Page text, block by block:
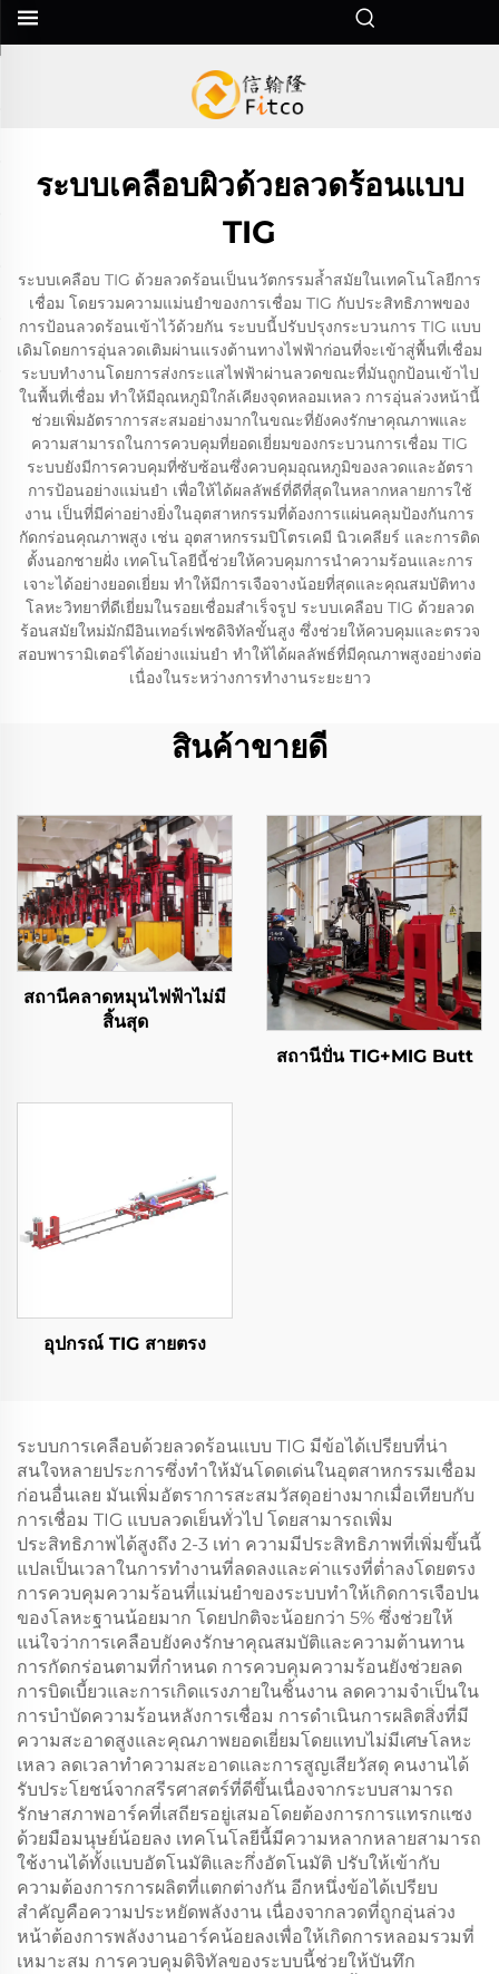
ระบบเคลือบผิวด้วยลวดร้อนแบบ
TIG
ระบบเคลือบ TIG ด้วยลวดร้อนเป็นนวัตกรรมล้ำสมัยในเทคโนโลยีการ
เชื่อม โดยรวมความแม่นยำของการเชื่อม TIG กับประสิทธิภาพของ
การป้อนลวดร้อนเข้าไว้ด้วยกัน ระบบนี้ปรับปรุงกระบวนการ TIG แบบ
เดิมโดยการอุ่นลวดเติมผ่านแรงต้านทางไฟฟ้าก่อนที่จะเข้าสู่พื้นที่เชื่อม
ระบบทำงานโดยการส่งกระแสไฟฟ้าผ่านลวดขณะที่มันถูกป้อนเข้าไป
ในพื้นที่เชื่อม ทำให้มีอุณหภูมิใกล้เคียงจุดหลอมเหลว การอุ่นล่วงหน้านี้
ช่วยเพิ่มอัตราการสะสมอย่างมากในขณะที่ยังคงรักษาคุณภาพและ
ความสามารถในการควบคุมที่ยอดเยี่ยมของกระบวนการเชื่อม TIG
ระบบยังมีการควบคุมที่ซับซ้อนซึ่งควบคุมอุณหภูมิของลวดและอัตรา
การป้อนอย่างแม่นยำ เพื่อให้ได้ผลลัพธ์ที่ดีที่สุดในหลากหลายการใช้
งาน เป็นที่มีค่าอย่างยิ่งในอุตสาหกรรมที่ต้องการแผ่นคลุมป้องกันการ
กัดกร่อนคุณภาพสูง เช่น อุตสาหกรรมปิโตรเคมี นิวเคลียร์ และการติด
ตั้งนอกชายฝั่ง เทคโนโลยีนี้ช่วยให้ควบคุมการนำความร้อนและการ
เจาะได้อย่างยอดเยี่ยม ทำให้มีการเจือจางน้อยที่สุดและคุณสมบัติทาง
โลหะวิทยาที่ดีเยี่ยมในรอยเชื่อมสำเร็จรูป ระบบเคลือบ TIG ด้วยลวด
ร้อนสมัยใหม่มักมีอินเทอร์เฟซดิจิทัลขั้นสูง ซึ่งช่วยให้ควบคุมและตรวจ
สอบพารามิเตอร์ได้อย่างแม่นยำ ทำให้ได้ผลลัพธ์ที่มีคุณภาพสูงอย่างต่อ
เนื่องในระหว่างการทำงานระยะยาว
สินค้าขายดี
สถานีคลาดหมุนไฟฟ้าไม่มี
สิ้นสุด
สถานีปั่น TIG+MIG Butt
อุปกรณ์ TIG สายตรง
ระบบการเคลือบด้วยลวดร้อนแบบ TIG มีข้อได้เปรียบที่น่า
สนใจหลายประการซึ่งทำให้มันโดดเด่นในอุตสาหกรรมเชื่อม
ก่อนอื่นเลย มันเพิ่มอัตราการสะสมวัสดุอย่างมากเมื่อเทียบกับ
การเชื่อม TIG แบบลวดเย็นทั่วไป โดยสามารถเพิ่ม
ประสิทธิภาพได้สูงถึง 2-3 เท่า ความมีประสิทธิภาพที่เพิ่มขึ้นนี้
แปลเป็นเวลาในการทำงานที่ลดลงและค่าแรงที่ต่ำลงโดยตรง
การควบคุมความร้อนที่แม่นยำของระบบทำให้เกิดการเจือปน
ของโลหะฐานน้อยมาก โดยปกติจะน้อยกว่า 5% ซึ่งช่วยให้
แน่ใจว่าการเคลือบยังคงรักษาคุณสมบัติและความต้านทาน
การกัดกร่อนตามที่กำหนด การควบคุมความร้อนยังช่วยลด
การบิดเบี้ยวและการเกิดแรงภายในชิ้นงาน ลดความจำเป็นใน
การบำบัดความร้อนหลังการเชื่อม การดำเนินการผลิตสิ่งที่มี
ความสะอาดสูงและคุณภาพยอดเยี่ยมโดยแทบไม่มีเศษโลหะ
เหลว ลดเวลาทำความสะอาดและการสูญเสียวัสดุ คนงานได้
รับประโยชน์จากสรีรศาสตร์ที่ดีขึ้นเนื่องจากระบบสามารถ
รักษาสภาพอาร์คที่เสถียรอยู่เสมอโดยต้องการการแทรกแซง
ด้วยมือมนุษย์น้อยลง เทคโนโลยีนี้มีความหลากหลายสามารถ
ใช้งานได้ทั้งแบบอัตโนมัติและกึ่งอัตโนมัติ ปรับให้เข้ากับ
ความต้องการการผลิตที่แตกต่างกัน อีกหนึ่งข้อได้เปรียบ
สำคัญคือความประหยัดพลังงาน เนื่องจากลวดที่ถูกอุ่นล่วง
หน้าต้องการพลังงานอาร์คน้อยลงเพื่อให้เกิดการหลอมรวมที่
เหมาะสม การควบคุมดิจิทัลของระบบนี้ช่วยให้บันทึก